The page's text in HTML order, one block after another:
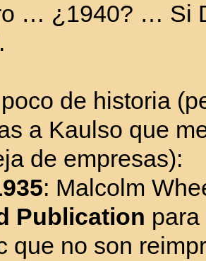
… ¿1940? … Si
de historia
a Kaulso que
de empresas):
: Malcolm
Publication
que no son